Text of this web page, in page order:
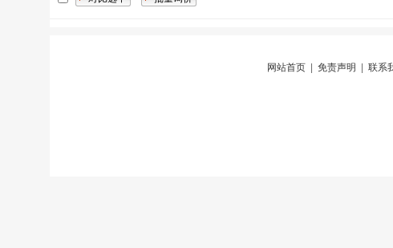
网站首页 免责声明 联系